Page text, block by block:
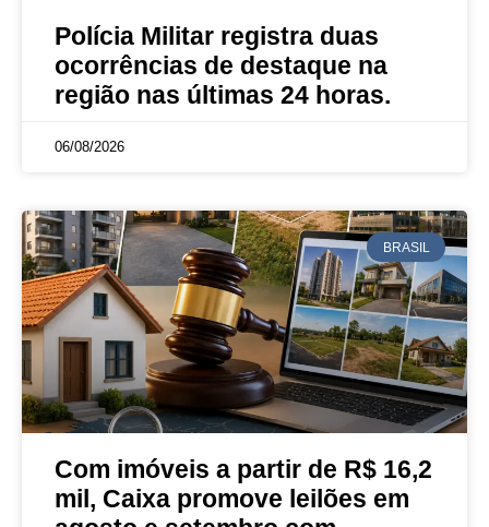
Polícia Militar registra duas
ocorrências de destaque na
região nas últimas 24 horas.
06/08/2026
BRASIL
Com imóveis a partir de R$ 16,2
mil, Caixa promove leilões em